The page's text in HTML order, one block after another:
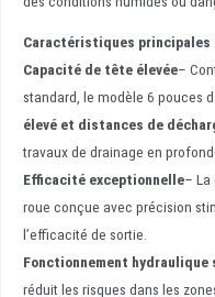
Caractéristiques principales
Capacité de tête élevée–
standard, le modèle 6 pouces
élevé et distances de
travaux de drainage en
Efficacité exceptionnelle– La
roue conçue avec précision
l’efficacité de sortie.
Fonctionnement hydraulique
réduit les risques dans les